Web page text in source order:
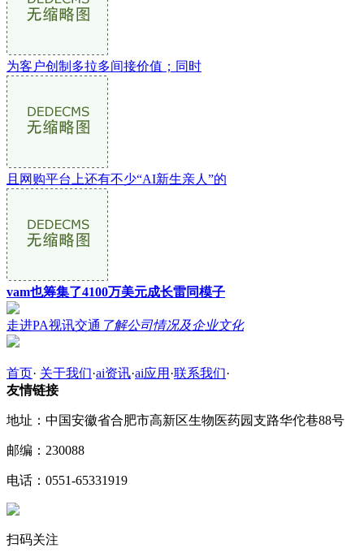
为客户创制多拉多间接价值；同时
且网购平台上还有不少“AI新生亲人”的
vam也筹集了4100万美元成长雷同模子
走进PA视讯交通 了解公司情况及企业文化
首页· 关于我们·ai资讯·ai应用 ·联系我们·
友情链接
地址：中国安徽省合肥市高新区生物医药园支路华佗巷88号
邮编：230088
电话：0551-65331919
扫码关注